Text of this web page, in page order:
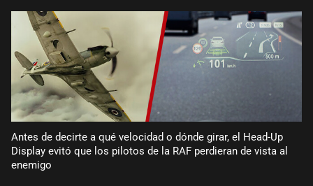
Antes de decirte a qué velocidad o dónde girar, el Head-Up
Display evitó que los pilotos de la RAF perdieran de vista al
enemigo